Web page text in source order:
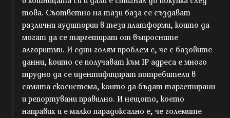
това. Съответно на тази база се създават
различни аудитории в тези платформи, които да
могат да се таргетират от въпросните
алгоритми. И един голям проблем е, че с базовите
данни, които се получават към IP адреса е много
трудно да се идентифицират потребители в
самата екосистема, които да бъдат таргетирани
и репортувани правилно. И нещото, което
направих и е малко парадоксално е, че големите